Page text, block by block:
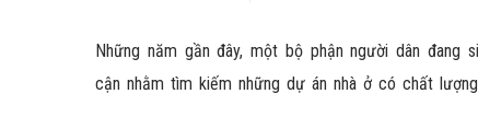
Những năm gần đây, một bộ phận người dân đang
cận nhằm tìm kiếm những dự án nhà ở có chất